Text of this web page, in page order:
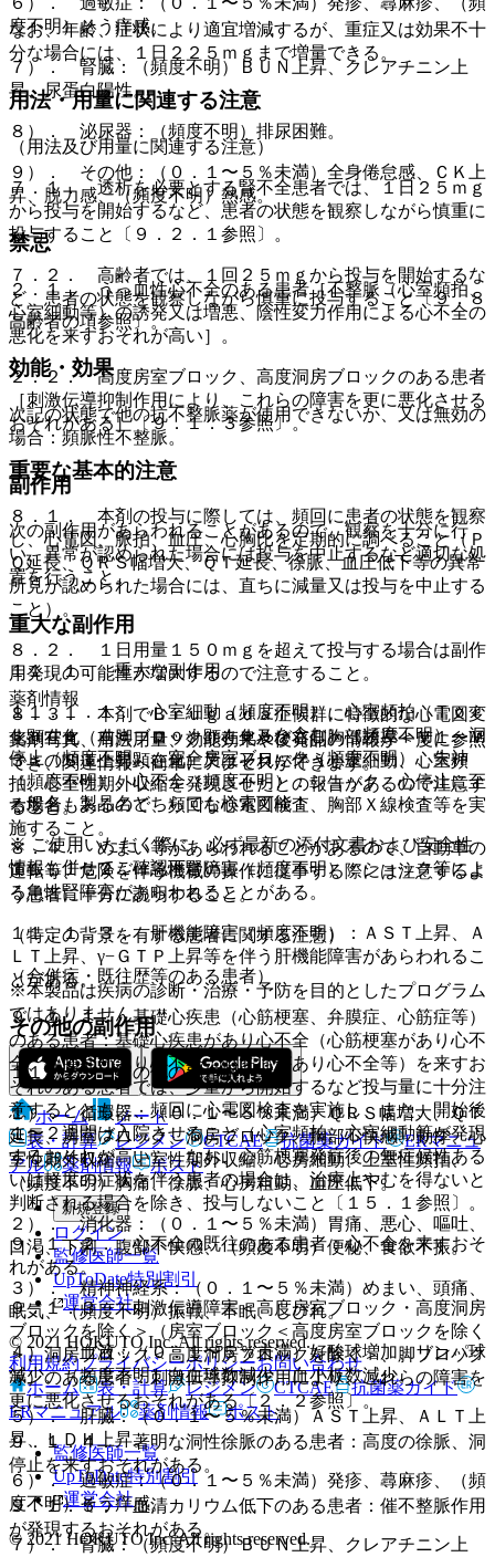
度不明）そう痒感。
７）． 腎臓：（頻度不明）ＢＵＮ上昇、クレアチニン上
昇、尿蛋白陽性。
８）． 泌尿器：（頻度不明）排尿困難。
９）． その他：（０．１〜５％未満）全身倦怠感、ＣＫ上
昇、脱力感、（頻度不明）熱感。
禁忌
２．１． うっ血性心不全のある患者［不整脈（心室頻拍、
心室細動等）の誘発又は増悪、陰性変力作用による心不全の
悪化を来すおそれが高い］。
２．２． 高度房室ブロック、高度洞房ブロックのある患者
［刺激伝導抑制作用により、これらの障害を更に悪化させる
おそれがある］〔９．１．３参照〕。
重要な基本的注意
８．１． 本剤の投与に際しては、頻回に患者の状態を観察
し、心電図、脈拍、血圧、心胸比を定期的に調べること（Ｐ
Ｑ延長、ＱＲＳ幅増大、ＱＴ延長、徐脈、血圧低下等の異常
所見が認められた場合には、直ちに減量又は投与を中止する
こと）。
８．２． １日用量１５０ｍｇを超えて投与する場合は副作
用発現の可能性が増大するので注意すること。
８．３． 本剤でＢｒｕｇａｄａ症候群に特徴的な心電図変
化顕在化（右脚ブロック顕在化及び右側胸部誘導＜Ｖ１〜Ｖ
３＞のＳＴ上昇顕在化）又はそれに伴う心室細動、心室頻
拍、心室性期外収縮を発現させたとの報告があるので注意す
ること。
８．４． めまい等があらわれることがあるので、自動車の
運転等、危険を伴う機械の操作に従事する際には注意するよ
う患者に十分に説明すること。
（特定の背景を有する患者に関する注意）
（合併症・既往歴等のある患者）
９．１．１． 基礎心疾患（心筋梗塞、弁膜症、心筋症等）
のある患者：基礎心疾患があり心不全（心筋梗塞があり心不
全、弁膜症があり心不全、心筋症があり心不全等）を来すお
それのある患者では、少量から開始するなど投与量に十分注
意するとともに、頻回に心電図検査を実施し、また、開始後
１〜２週間は入院させること（心室頻拍、心室細動等が発現
するおそれが高い）。なお、心筋梗塞発症後の無症候性ある
いは軽度の症状を伴う患者の場合は、治療上やむを得ないと
判断される場合を除き、投与しないこと〔１５．１参照〕。
９．１．２． 心不全の既往のある患者：心不全を来すおそ
れがある。
９．１．３． 刺激伝導障害＜高度房室ブロック・高度洞房
ブロックを除く＞（房室ブロック＜高度房室ブロックを除く
＞、洞房ブロック＜高度洞房ブロックを除く＞、脚ブロック
等）のある患者：刺激伝導抑制作用により、これらの障害を
更に悪化させるおそれがある〔２．２参照〕。
９．１．４． 著明な洞性徐脈のある患者：高度の徐脈、洞
停止を来すおそれがある。
９．１．５． 血清カリウム低下のある患者：催不整脈作用
が発現するおそれがある。
なお、年齢、症状により適宜増減するが、重症又は効果不十
分な場合には、１日２２５ｍｇまで増量できる。
用法・用量に関連する注意
（用法及び用量に関連する注意）
７．１． 透析を必要とする腎不全患者では、１日２５ｍｇ
から投与を開始するなど、患者の状態を観察しながら慎重に
投与すること〔９．２．１参照〕。
７．２． 高齢者では、１回２５ｍｇから投与を開始するな
ど、患者の状態を観察しながら慎重に投与すること〔９．８
高齢者の項参照〕。
効能・効果
次記の状態で他の抗不整脈薬が使用できないか、又は無効の
場合：頻脈性不整脈。
副作用
次の副作用があらわれることがあるので、観察を十分に行
い、異常が認められた場合には投与を中止するなど適切な処
置を行うこと。
重大な副作用
１１．１． 重大な副作用
１１．１．１． 心室細動（頻度不明）、心室頻拍（Ｔｏｒ
ｓａｄｅ ｄｅ ｐｏｉｎｔｅｓを含む）（頻度不明）、洞
停止（頻度不明）、完全房室ブロック（頻度不明）、失神
（頻度不明）、心不全（頻度不明）：ショック、心停止に至
る場合もあるので、頻回な心電図検査、胸部Ｘ線検査等を実
施すること。
１１．１．２． 急性腎障害（頻度不明）：ショック等によ
る急性腎障害があらわれることがある。
１１．１．３． 肝機能障害（頻度不明）：ＡＳＴ上昇、Ａ
ＬＴ上昇、γ−ＧＴＰ上昇等を伴う肝機能障害があらわれるこ
とがある。
その他の副作用
１１．２． その他の副作用
１）． 循環器：（０．１〜５％未満）ＱＲＳ幅増大、ＱＴ
延長、房室ブロック、洞房ブロック、胸部不快感、動悸、心
室性期外収縮、上室性期外収縮、心房細動、上室性頻拍、
（頻度不明）胸痛、徐脈、心房粗動、血圧低下。
２）． 消化器：（０．１〜５％未満）胃痛、悪心、嘔吐、
口渇、下痢、腹部不快感、（頻度不明）便秘、食欲不振。
３）． 精神神経系：（０．１〜５％未満）めまい、頭痛、
眠気、（頻度不明）振戦、不眠、しびれ。
４）． 血液：（０．１〜５％未満）好酸球増加、リンパ球
減少、（頻度不明）白血球数減少、血小板数減少。
５）． 肝臓：（０．１〜５％未満）ＡＳＴ上昇、ＡＬＴ上
昇、ＬＤＨ上昇。
６）． 過敏症：（０．１〜５％未満）発疹、蕁麻疹、（頻
度不明）そう痒感。
７）． 腎臓：（頻度不明）ＢＵＮ上昇、クレアチニン上
薬剤情報
薬剤写真、用法用量、効能効果や後発品の情報が一度に参照
でき、関連情報へ簡単にアクセスができます。
一般名、製品名どちらでも検索可能！
※ ご使用いただく際に、必ず最新の添付文書および安全性
情報も併せてご確認下さい。
※本製品は疾病の診断・治療・予防を目的としたプログラム
ではありません。
ホーム
ノート
表・計算
レジメン CTCAE 抗菌薬ガイド
ERマニュ
アル
薬剤情報 ポスト
新規登録
ログイン
監修医師一覧
UpToDate特別割引
運営会社
© 2021 HOKUTO Inc. All rights reserved.
利用規約プライバシーポリシーお問い合わせ
ホーム
表・計算 レジメン CTCAE
抗菌薬ガイド
ERマニュアル
薬剤情報 ポスト
監修医師一覧
UpToDate特別割引
運営会社
© 2021 HOKUTO Inc. All rights reserved.